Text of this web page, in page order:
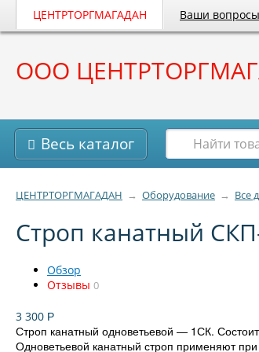
ЦЕНТРТОРГМАГАДАН Ваши вопросы
ООО
Весь каталог
ЦЕНТРТОРГМАГАДАН → Оборудование → Все
Строп канатный
Обзор
Отзывы 0
3 300 Р
Строп канатный одноветьевой ― 1СК.
Одноветьевой канатный строп применяют